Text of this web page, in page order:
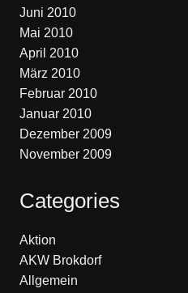
Juni 2010
Mai 2010
April 2010
März 2010
Februar 2010
Januar 2010
Dezember 2009
November 2009
Categories
Aktion
AKW Brokdorf
Allgemein